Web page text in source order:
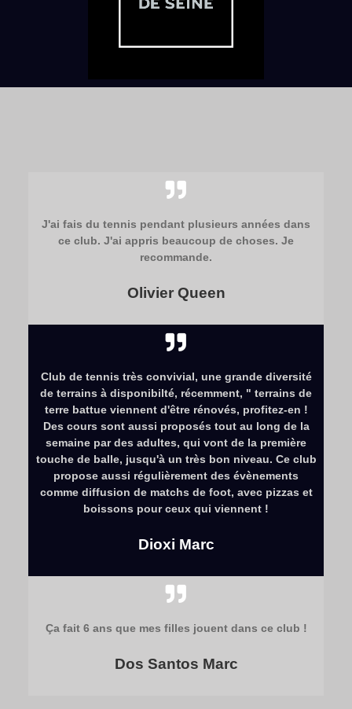
Ça fait 6 ans que mes filles jouent dans ce club !
Dos Santos Marc
Club de tennis très convivial, une grande diversité
de terrains à disponibilté, récemment, " terrains de
terre battue viennent d'être rénovés, profitez-en !
Des cours sont aussi proposés tout au long de la
semaine par des adultes, qui vont de la première
touche de balle, jusqu'à un très bon niveau. Ce club
propose aussi régulièrement des évènements
comme diffusion de matchs de foot, avec pizzas et
boissons pour ceux qui viennent !
Dioxi Marc
J'ai fais du tennis pendant plusieurs années dans
ce club. J'ai appris beaucoup de choses. Je
recommande.
Olivier Queen